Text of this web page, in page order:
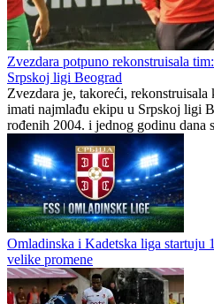
Zvezdara potpuno rekonstruisala
Srpskoj ligi Beograd
Zvezdara je, takoreći,
imati najmlađu ekipu u Srpskoj ligi
rođenih 2004. i jednog godinu dana
Omladinska i Kadetska liga startuju
velike promene